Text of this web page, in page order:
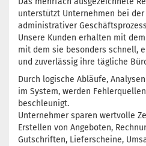
unterstützt Unternehmen bei
administrativer
Unsere Kunden erhalten mit
mit dem sie besonders schnell,
und zuverlässig ihre tägliche
Durch logische Abläufe,
im System, werden
beschleunigt.
Unternehmer sparen wertvolle
Erstellen von Angeboten,
Gutschriften, Lieferscheine,